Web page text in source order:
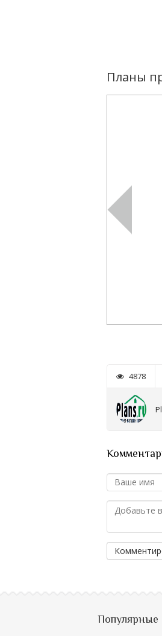
Планы
4878
Популярные